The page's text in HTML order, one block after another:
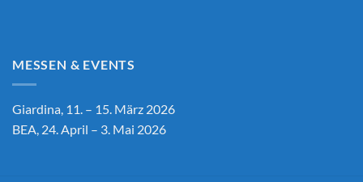
MESSEN & EVENTS
Giardina, 11. – 15. März 2026
BEA, 24. April – 3. Mai 2026